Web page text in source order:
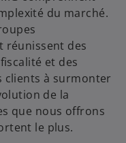
du marché.
réunissent des
et des
clients à surmonter
de la
que nous offrons
le plus.